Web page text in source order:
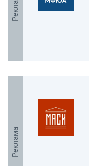
Реклама